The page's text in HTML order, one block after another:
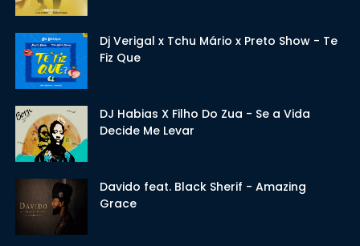
Dj Verigal x Tchu Mário x Preto Show - Te
Fiz Que
DJ Habias X Filho Do Zua - Se a Vida
Decide Me Levar
Davido feat. Black Sherif - Amazing
Grace